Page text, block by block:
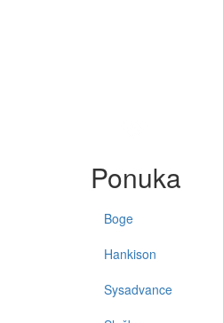
Ponuka
Boge
Hankison
Sysadvance